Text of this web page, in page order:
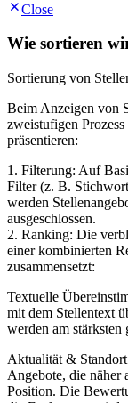
Close
Wie sortieren
Sortierung von
Beim Anzeigen von
zweistufigen
präsentieren:
1. Filterung: Auf
Filter (z. B.
werden
ausgeschlossen.
2. Ranking: Die
einer kombinierten
zusammensetzt:
Textuelle
mit dem Stellentext
werden am
Aktualität &
Angebote, die näher
Position. Die